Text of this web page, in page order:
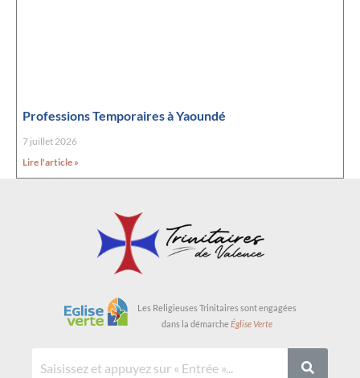
Professions Temporaires à Yaoundé
7 juillet 2026
Lire l'article »
Les Religieuses Trinitaires sont engagées
dans la démarcheÉglise Verte